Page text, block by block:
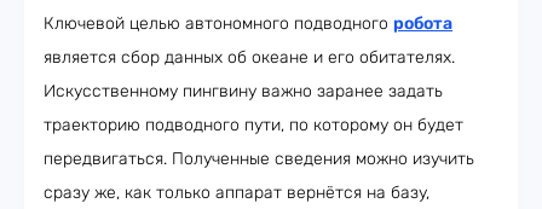
Ключевой целью автономного подводного робота
является сбор данных об океане и его обитателях.
Искусственному пингвину важно заранее задать
траекторию подводного пути, по которому он будет
передвигаться. Полученные сведения можно изучить
сразу же, как только аппарат вернётся на базу,